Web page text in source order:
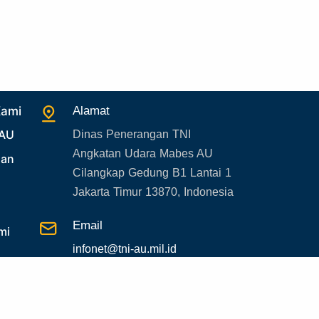
30. Organisasi TNI
32. Agenda KASAU
33. Agenda Presiden
35. Gangguan bandara
36. Kecelakaan pesawat TNI
Alamat
Dinas Penerangan TNI
Angkatan Udara Mabes AU
Cilangkap Gedung B1 Lantai 1
Jakarta Timur 13870, Indonesia
Email
infonet@tni-au.mil.id